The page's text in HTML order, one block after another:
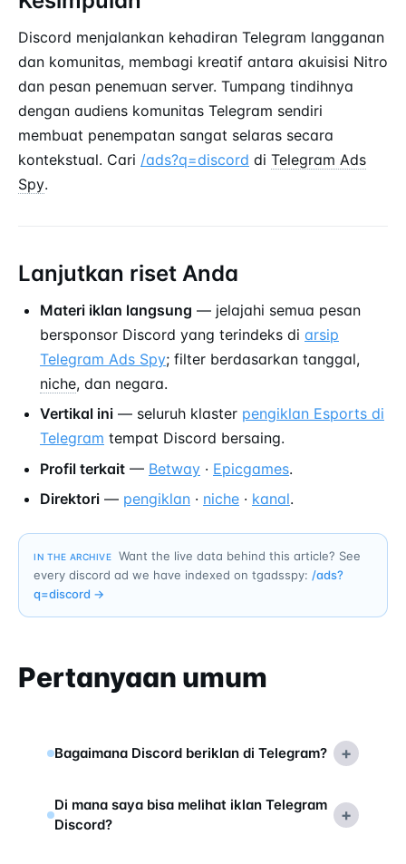
Discord menjalankan kehadiran Telegram langganan
dan komunitas, membagi kreatif antara akuisisi Nitro
dan pesan penemuan server. Tumpang tindihnya
dengan audiens komunitas Telegram sendiri
membuat penempatan sangat selaras secara
kontekstual. Cari /ads?q=discord di Telegram Ads
Spy.
Lanjutkan riset Anda
Materi iklan langsung — jelajahi semua pesan
bersponsor Discord yang terindeks di arsip
Telegram Ads Spy; filter berdasarkan tanggal,
niche, dan negara.
Vertikal ini — seluruh klaster pengiklan Esports di
Telegram tempat Discord bersaing.
Profil terkait — Betway · Epicgames.
Direktori — pengiklan · niche · kanal.
IN THE ARCHIVE
Want the live data behind this article? See
every discord ad we have indexed on tgadsspy: /ads?
q=discord →
Pertanyaan umum
Bagaimana Discord beriklan di Telegram? +
Di mana saya bisa melihat iklan Telegram
Discord?
+